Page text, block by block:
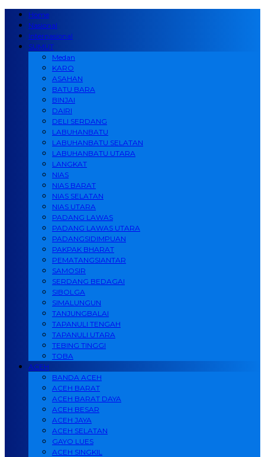
Home
Nasional
Internasional
SUMUT
Medan
KARO
ASAHAN
BATU BARA
BINJAI
DAIRI
DELI SERDANG
LABUHANBATU
LABUHANBATU SELATAN
LABUHANBATU UTARA
LANGKAT
NIAS
NIAS BARAT
NIAS SELATAN
NIAS UTARA
PADANG LAWAS
PADANG LAWAS UTARA
PADANGSIDIMPUAN
PAKPAK BHARAT
PEMATANGSIANTAR
SAMOSIR
SERDANG BEDAGAI
SIBOLGA
SIMALUNGUN
TANJUNGBALAI
TAPANULI TENGAH
TAPANULI UTARA
TEBING TINGGI
TOBA
ACEH
BANDA ACEH
ACEH BARAT
ACEH BARAT DAYA
ACEH BESAR
ACEH JAYA
ACEH SELATAN
GAYO LUES
ACEH SINGKIL